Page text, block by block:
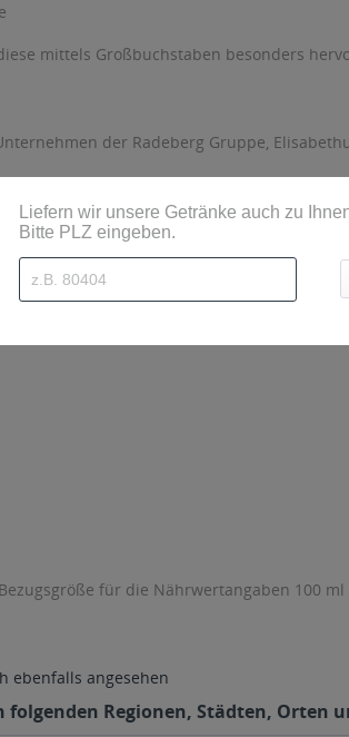
mittels Großbuchstaben besonders
der Radeberg Gruppe,
für die Nährwertangaben 100 ml
ebenfalls angesehen
folgenden Regionen, Städten, Orten